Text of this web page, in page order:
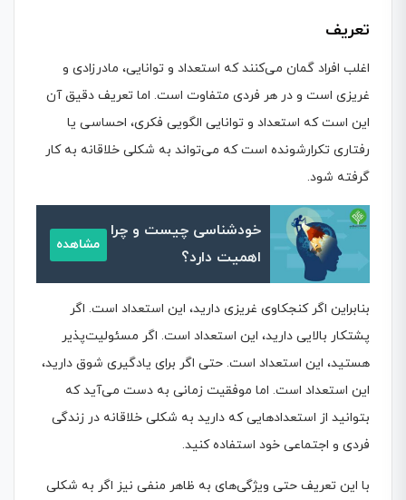
تعریف
اغلب افراد گمان می‌کنند که استعداد و توانایی، مادرزادی و
غریزی است و در هر فردی متفاوت است. اما تعریف دقیق آن
این است که استعداد و توانایی الگویی فکری، احساسی یا
رفتاری تکرارشونده است که می‌تواند به شکلی خلاقانه به کار
گرفته شود.
خودشناسی چیست و چرا
اهمیت دارد؟
مشاهده
بنابراین اگر کنجکاوی غریزی دارید، این استعداد است. اگر
پشتکار بالایی دارید، این استعداد است. اگر مسئولیت‌پذیر
هستید، این استعداد است. حتی اگر برای یادگیری شوق دارید،
این استعداد است. اما موفقیت زمانی به دست می‌آید که
بتوانید از استعدادهایی که دارید به شکلی خلاقانه در زندگی
فردی و اجتماعی خود استفاده کنید.
با این تعریف حتی ویژگی‌های به ظاهر منفی نیز اگر به شکلی